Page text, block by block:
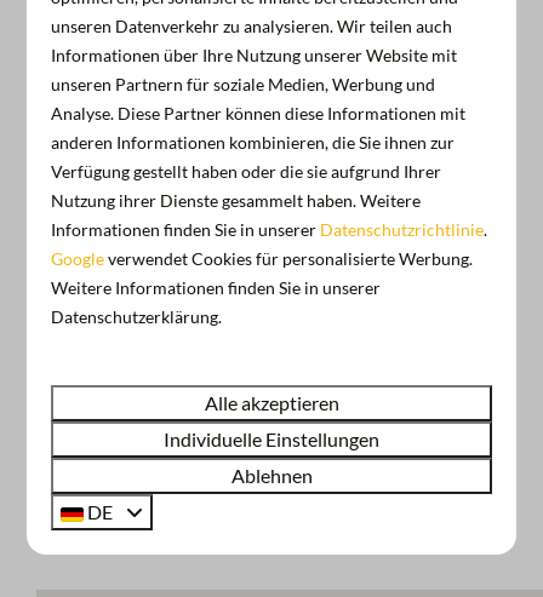
Sfeerimpressie Jachthaven de Hoop
& omgeving
unseren Datenverkehr zu analysieren. Wir teilen auch
Informationen über Ihre Nutzung unserer Website mit
unseren Partnern für soziale Medien, Werbung und
Analyse. Diese Partner können diese Informationen mit
anderen Informationen kombinieren, die Sie ihnen zur
Verfügung gestellt haben oder die sie aufgrund Ihrer
Nutzung ihrer Dienste gesammelt haben. Weitere
Informationen finden Sie in unserer Datenschutzrichtlinie.
Googleverwendet Cookies für personalisierte Werbung.
Weitere Informationen finden Sie in unserer
Datenschutzerklärung.
Alle akzeptieren
Individuelle Einstellungen
Ablehnen
DE